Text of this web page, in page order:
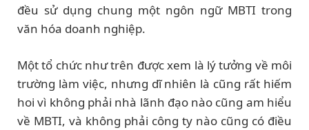
đều sử dụng chung một ngôn ngữ MBTI trong
văn hóa doanh nghiệp.
Một tổ chức như trên được xem là lý tưởng về môi
trường làm việc, nhưng dĩ nhiên là cũng rất hiếm
hoi vì không phải nhà lãnh đạo nào cũng am hiểu
về MBTI, và không phải công ty nào cũng có điều